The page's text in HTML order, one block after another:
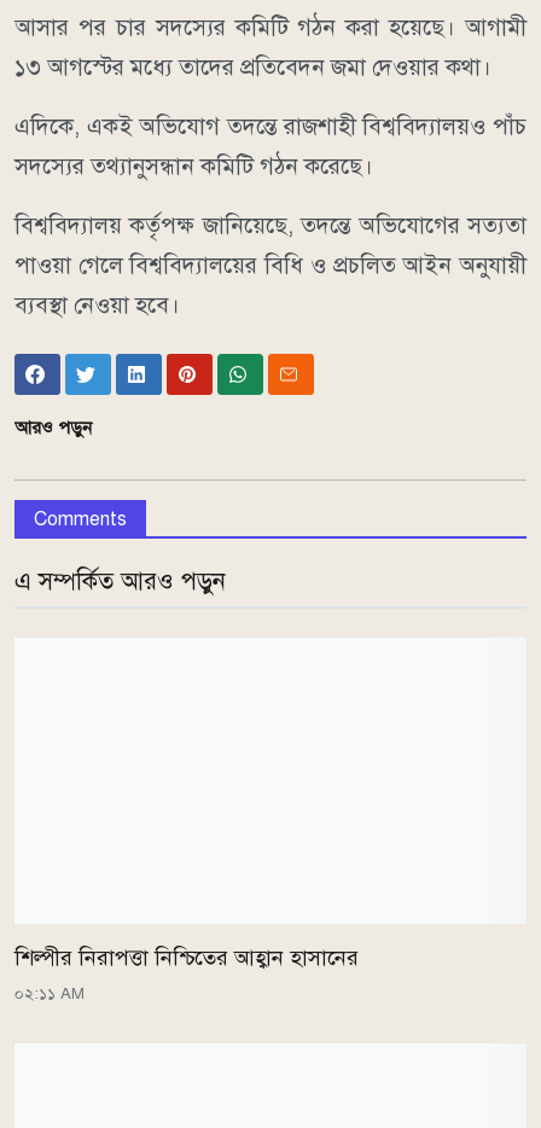
আসার পর চার সদস্যের কমিটি গঠন করা হয়েছে। আগামী
১৩ আগস্টের মধ্যে তাদের প্রতিবেদন জমা দেওয়ার কথা।
এদিকে, একই অভিযোগ তদন্তে রাজশাহী বিশ্ববিদ্যালয়ও পাঁচ
সদস্যের তথ্যানুসন্ধান কমিটি গঠন করেছে।
বিশ্ববিদ্যালয় কর্তৃপক্ষ জানিয়েছে, তদন্তে অভিযোগের সত্যতা
পাওয়া গেলে বিশ্ববিদ্যালয়ের বিধি ও প্রচলিত আইন অনুযায়ী
ব্যবস্থা নেওয়া হবে।
আরও পড়ুন
Comments
এ সম্পর্কিত আরও পড়ুন
শিল্পীর নিরাপত্তা নিশ্চিতের আহ্বান হাসানের
০২:১১ AM